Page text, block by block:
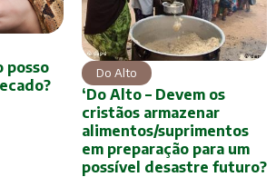
posso
Do Alto
‘Do Alto – Devem os
cristãos armazenar
alimentos/suprimentos
em preparação para um
possível desastre futuro?